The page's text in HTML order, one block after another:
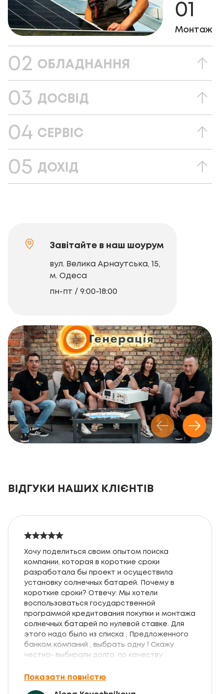
01
Монтаж
02 ОБЛАДНАННЯ
03 ДОСВІД
04 СЕРВІС
05 ДОХІД
Завітайте в наш шоурум
вул. Велика Арнаутська, 15,
м. Одеса
пн-пт / 9:00-18:00
ВІДГУКИ НАШИХ КЛІЄНТІВ
Хочу поделиться своим опытом поиска
компании, которая в короткие сроки
разработала бы проект и осуществила
установку солнечных батарей. Почему в
короткие сроки? Отвечу: Мы хотели
воспользоваться государственной
программой кредитования покупки и монтажа
солнечных батарей по нулевой ставке. Для
этого надо было из списка , Предложенного
банком компаний , выбрать одну ! Скажу
честно- выбирали долго: по качеству
оборудования, по умению донести
Показати повністю